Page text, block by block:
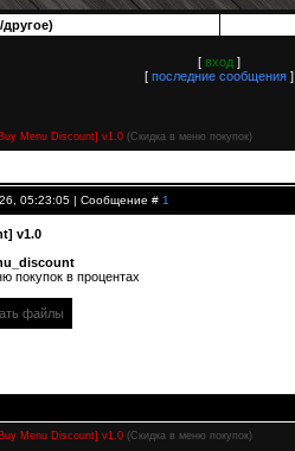
[ вход ]
[ последние сообщения ]
Menu Discount] v1.0 (Скидка в меню покупок)
05:23:05 | Сообщение # 1
v1.0
покупок в процентах
файлы
Menu Discount] v1.0 (Скидка в меню покупок)